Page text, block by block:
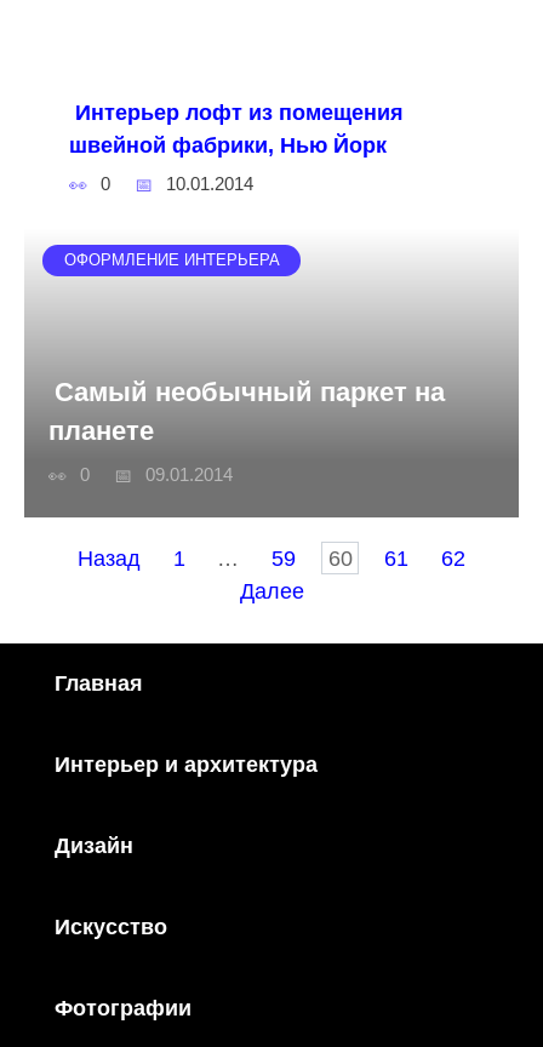
Интерьер лофт из помещения
швейной фабрики, Нью Йорк
0 10.01.2014
ОФОРМЛЕНИЕ ИНТЕРЬЕРА
Самый необычный паркет на
планете
0 09.01.2014
Пагинация
Назад 1 … 59 60 61
62
Далее
Главная
Интерьер и архитектура
Дизайн
Искусство
Фотографии